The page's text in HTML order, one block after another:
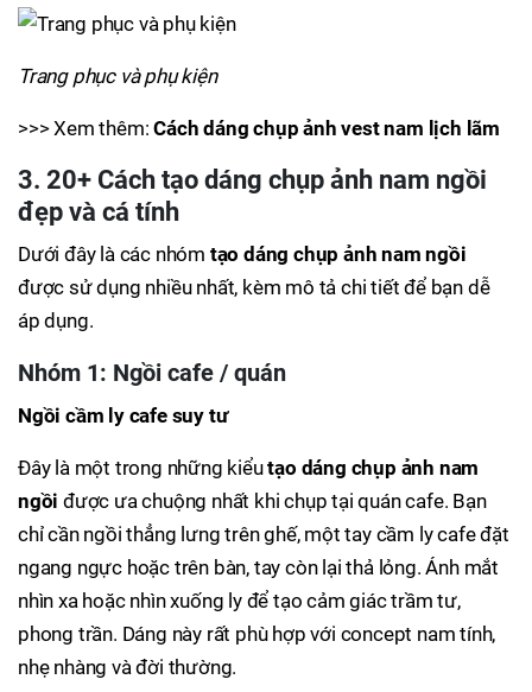
Trang phục và phụ kiện
>>> Xem thêm:Cách dáng chụp ảnh vest nam lịch lãm
3. 20+ Cách tạo dáng chụp ảnh nam ngồi
đẹp và cá tính
Dưới đây là các nhóm tạo dáng chụp ảnh nam ngồi
được sử dụng nhiều nhất, kèm mô tả chi tiết để bạn dễ
áp dụng.
Nhóm 1: Ngồi cafe / quán
Ngồi cầm ly cafe suy tư
Đây là một trong những kiểutạo dáng chụp ảnh nam
ngồi được ưa chuộng nhất khi chụp tại quán cafe. Bạn
chỉ cần ngồi thẳng lưng trên ghế, một tay cầm ly cafe đặt
ngang ngực hoặc trên bàn, tay còn lại thả lỏng. Ánh mắt
nhìn xa hoặc nhìn xuống ly để tạo cảm giác trầm tư,
phong trần. Dáng này rất phù hợp với concept nam tính,
nhẹ nhàng và đời thường.